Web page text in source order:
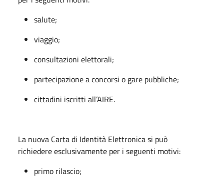
salute;
viaggio;
consultazioni elettorali;
partecipazione a concorsi o gare pubbliche;
cittadini iscritti all’AIRE.
La nuova Carta di Identità Elettronica si può
richiedere esclusivamente per i seguenti motivi:
primo rilascio;